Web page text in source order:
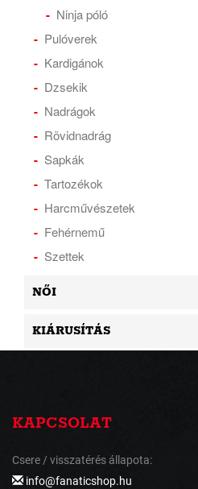
Ninja póló
Pulóverek
Kardigánok
Dzsekik
Nadrágok
Rövidnadrág
Sapkák
Tartozékok
Harcművészetek
Fehérnemű
Szettek
NŐI
KIÁRUSÍTÁS
KAPCSOLAT
Csere / visszatérés állapota:
info@fanaticshop.hu